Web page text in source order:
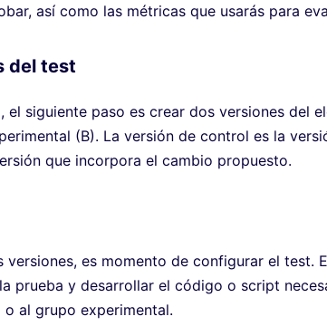
así como las métricas que usarás para
del test
siguiente paso es crear dos versiones del
(B). La versión de control es la
que incorpora el cambio propuesto.
versiones, es momento de configurar el test.
prueba y desarrollar el código o script
al grupo experimental.